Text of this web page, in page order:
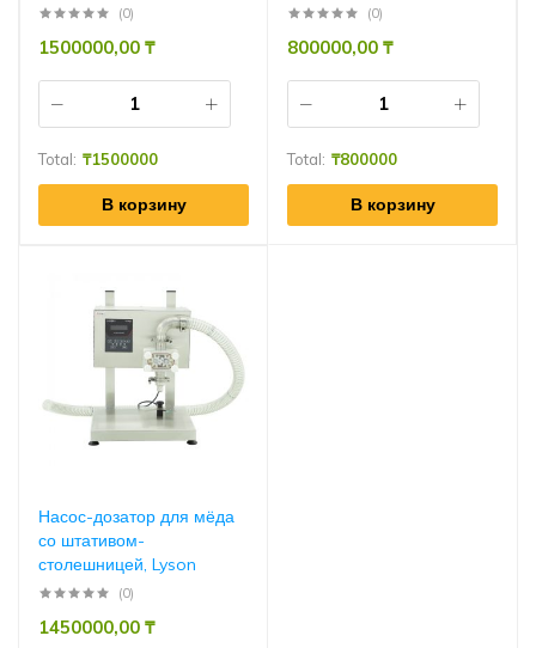
(0)
1500000,00 ₸
Total: ₸1500000
В корзину
(0)
800000,00 ₸
Total: ₸800000
В корзину
Насос-дозатор для мёда
со штативом-
столешницей, Lyson
(0)
1450000,00 ₸